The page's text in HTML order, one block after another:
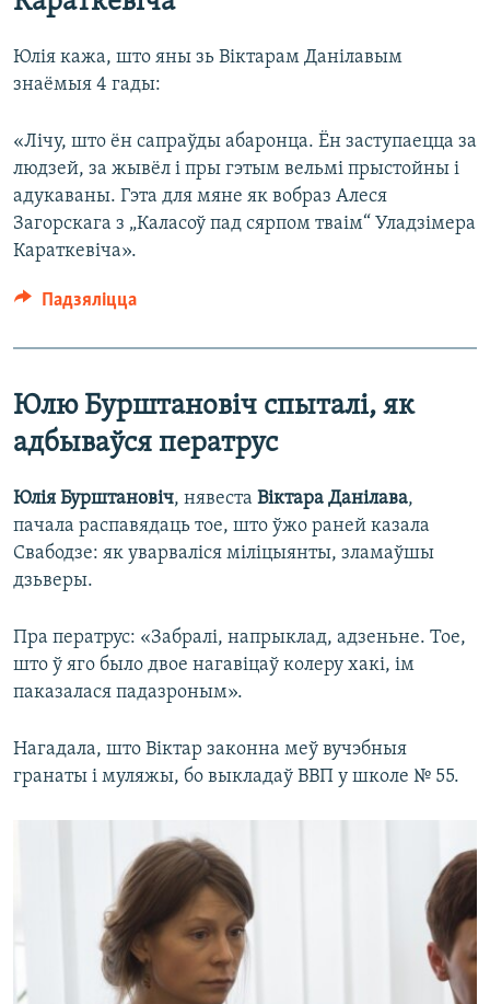
Юлія кажа, што яны зь Віктарам Данілавым
знаёмыя 4 гады:
«Лічу, што ён сапраўды абаронца. Ён заступаецца за
людзей, за жывёл і пры гэтым вельмі прыстойны і
адукаваны. Гэта для мяне як вобраз Алеся
Загорскага з „Каласоў пад сярпом тваім“ Уладзімера
Караткевіча».
Падзяліцца
Юлю Бурштановіч спыталі, як
адбываўся ператрус
Юлія Бурштановіч, нявеста Віктара Данілава,
пачала распавядаць тое, што ўжо раней казала
Свабодзе: як уварваліся міліцыянты, зламаўшы
дзьверы.
Пра ператрус: «Забралі, напрыклад, адзеньне. Тое,
што ў яго было двое нагавіцаў колеру хакі, ім
паказалася падазроным».
Нагадала, што Віктар законна меў вучэбныя
гранаты і муляжы, бо выкладаў ВВП у школе № 55.